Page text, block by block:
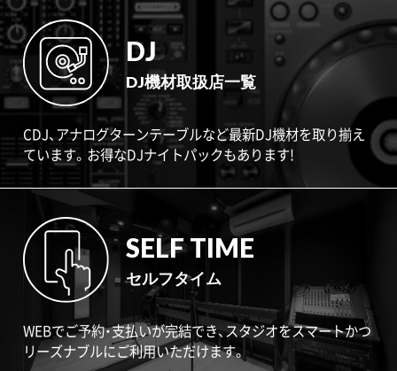
DJ
DJ機材取扱店一覧
CDJ、アナログターンテーブルなど最新DJ機材を取り揃え
ています。お得なDJナイトパックもあります!
SELF TIME
セルフタイム
WEBでご予約・支払いが完結でき、スタジオをスマートかつ
リーズナブルにご利用いただけます。